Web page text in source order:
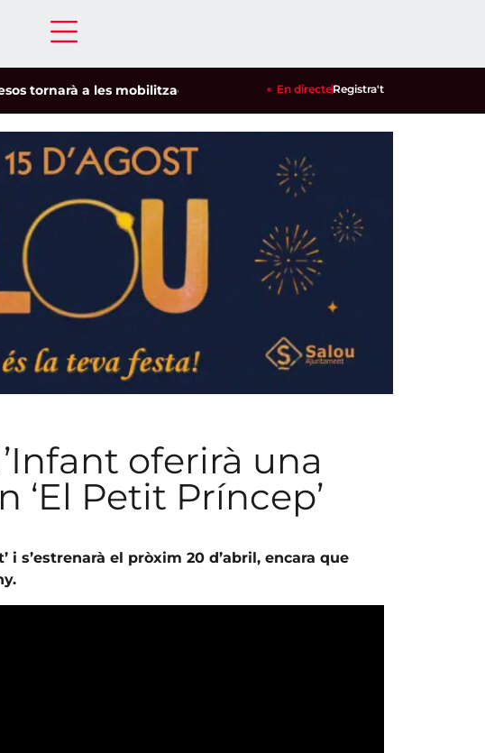
a les mobilitzacions per defensar els cultius de la garrofa i
En directeRegistra't
oferirà una
‘El Petit Príncep’
i s’estrenarà el pròxim 20 d’abril, encara que